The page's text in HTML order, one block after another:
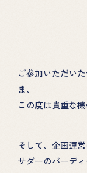
ご参加いただい
ま、
この度は貴重な
そして、企画運
サダーのバーデ